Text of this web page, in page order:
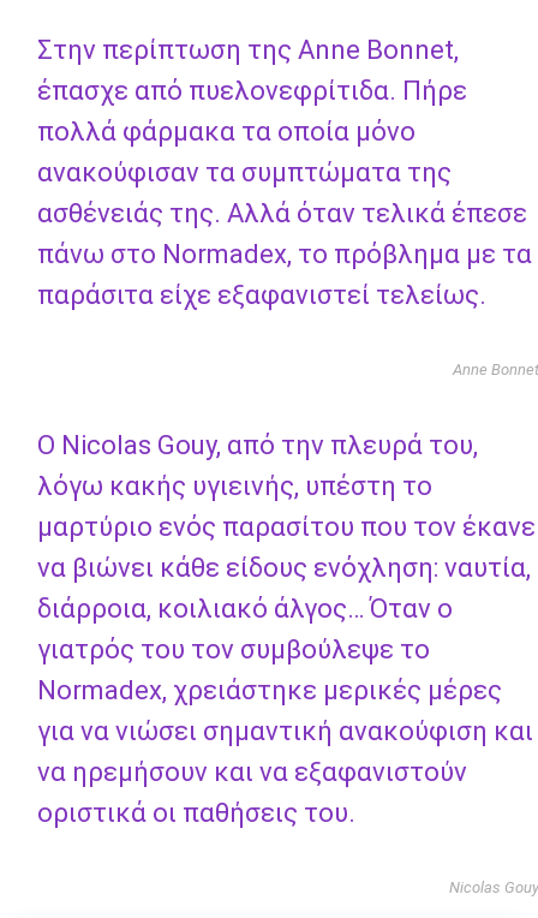
Στην περίπτωση της Anne Bonnet,
έπασχε από πυελονεφρίτιδα. Πήρε
πολλά φάρμακα τα οποία μόνο
ανακούφισαν τα συμπτώματα της
ασθένειάς της. Αλλά όταν τελικά έπεσε
πάνω στο Normadex, το πρόβλημα με τα
παράσιτα είχε εξαφανιστεί τελείως.
Anne Bonnet
Ο Nicolas Gouy, από την πλευρά του,
λόγω κακής υγιεινής, υπέστη το
μαρτύριο ενός παρασίτου που τον έκανε
να βιώνει κάθε είδους ενόχληση: ναυτία,
διάρροια, κοιλιακό άλγος… Όταν ο
γιατρός του τον συμβούλεψε το
Normadex, χρειάστηκε μερικές μέρες
για να νιώσει σημαντική ανακούφιση και
να ηρεμήσουν και να εξαφανιστούν
οριστικά οι παθήσεις του.
Nicolas Gouy